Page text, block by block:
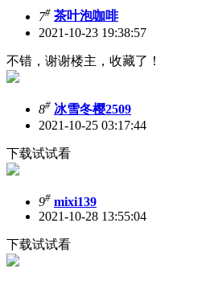
7# 茶叶泡咖啡
2021-10-23 19:38:57
不错，谢谢楼主，收藏了！
8# 冰雪冬樱2509
2021-10-25 03:17:44
下载试试看
9# mixi139
2021-10-28 13:55:04
下载试试看